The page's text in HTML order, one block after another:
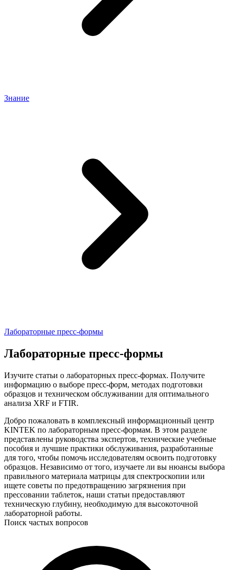
Знание
Лабораторные пресс-формы
Лабораторные пресс-формы
Изучите статьи о лабораторных пресс-формах. Получите
информацию о выборе пресс-форм, методах подготовки
образцов и техническом обслуживании для оптимального
анализа XRF и FTIR.
Добро пожаловать в комплексный информационный центр
KINTEK по лабораторным пресс-формам. В этом разделе
представлены руководства экспертов, технические учебные
пособия и лучшие практики обслуживания, разработанные
для того, чтобы помочь исследователям освоить подготовку
образцов. Независимо от того, изучаете ли вы нюансы выбора
правильного материала матрицы для спектроскопии или
ищете советы по предотвращению загрязнения при
прессовании таблеток, наши статьи предоставляют
техническую глубину, необходимую для высокоточной
лабораторной работы.
Поиск частых вопросов